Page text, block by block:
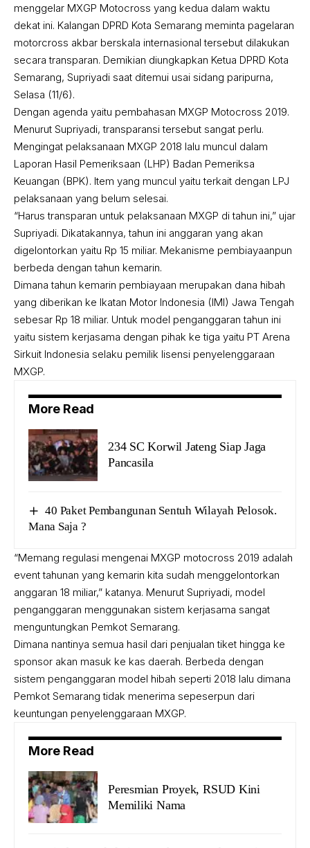
menggelar MXGP Motocross yang kedua dalam waktu
dekat ini. Kalangan DPRD Kota Semarang meminta pagelaran
motorcross akbar berskala internasional tersebut dilakukan
secara transparan. Demikian diungkapkan Ketua DPRD Kota
Semarang, Supriyadi saat ditemui usai sidang paripurna,
Selasa (11/6).
Dengan agenda yaitu pembahasan MXGP Motocross 2019.
Menurut Supriyadi, transparansi tersebut sangat perlu.
Mengingat pelaksanaan MXGP 2018 lalu muncul dalam
Laporan Hasil Pemeriksaan (LHP) Badan Pemeriksa
Keuangan (BPK). Item yang muncul yaitu terkait dengan LPJ
pelaksanaan yang belum selesai.
“Harus transparan untuk pelaksanaan MXGP di tahun ini,” ujar
Supriyadi. Dikatakannya, tahun ini anggaran yang akan
digelontorkan yaitu Rp 15 miliar. Mekanisme pembiayaanpun
berbeda dengan tahun kemarin.
Dimana tahun kemarin pembiayaan merupakan dana hibah
yang diberikan ke Ikatan Motor Indonesia (IMI) Jawa Tengah
sebesar Rp 18 miliar. Untuk model penganggaran tahun ini
yaitu sistem kerjasama dengan pihak ke tiga yaitu PT Arena
Sirkuit Indonesia selaku pemilik lisensi penyelenggaraan
MXGP.
More Read
234 SC Korwil Jateng Siap Jaga
Pancasila
40 Paket Pembangunan Sentuh Wilayah Pelosok.
Mana Saja ?
“Memang regulasi mengenai MXGP motocross 2019 adalah
event tahunan yang kemarin kita sudah menggelontorkan
anggaran 18 miliar,” katanya. Menurut Supriyadi, model
penganggaran menggunakan sistem kerjasama sangat
menguntungkan Pemkot Semarang.
Dimana nantinya semua hasil dari penjualan tiket hingga ke
sponsor akan masuk ke kas daerah. Berbeda dengan
sistem penganggaran model hibah seperti 2018 lalu dimana
Pemkot Semarang tidak menerima sepeserpun dari
keuntungan penyelenggaraan MXGP.
More Read
Peresmian Proyek, RSUD Kini
Memiliki Nama